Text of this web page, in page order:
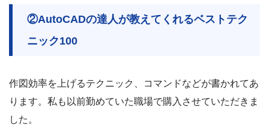
②AutoCADの達人が教えてくれるベストテク
ニック100
作図効率を上げるテクニック、コマンドなどが書かれてあ
ります。私も以前勤めていた職場で購入させていただきま
した。